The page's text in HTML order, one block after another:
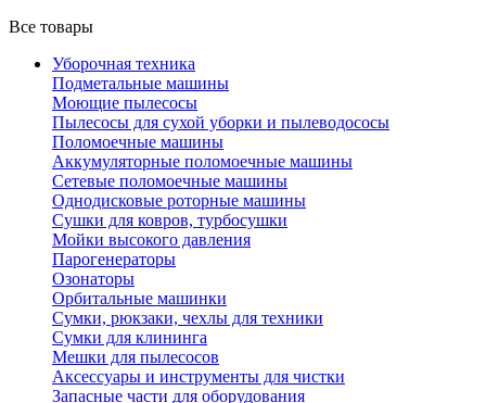
Все товары
Уборочная техника
Подметальные машины
Моющие пылесосы
Пылесосы для сухой уборки и пылеводососы
Поломоечные машины
Аккумуляторные поломоечные машины
Сетевые поломоечные машины
Однодисковые роторные машины
Сушки для ковров, турбосушки
Мойки высокого давления
Парогенераторы
Озонаторы
Орбитальные машинки
Сумки, рюкзаки, чехлы для техники
Сумки для клининга
Мешки для пылесосов
Аксессуары и инструменты для чистки
Запасные части для оборудования